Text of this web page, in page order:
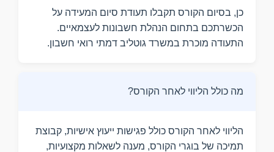
כן, בסיום הקורס תקבלו תעודת סיום המעידה על
הכשרתכם בתחום הנהלת חשבונות לעצמאיים.
התעודה מוכרת במשרד גוטליב דמתי רואי חשבון.
מה כולל הליווי לאחר הקורס?
הליווי לאחר הקורס כולל פגישות ייעוץ אישיות, קבוצת
תמיכה של בוגרי הקורס, מענה לשאלות מקצועיות,